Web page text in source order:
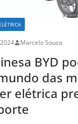
Marcelo Souza
BYD
das
elétrica